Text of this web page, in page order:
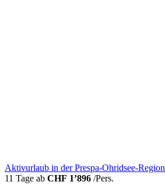
Aktivurlaub in der Prespa-Ohridsee-Region
11 Tage ab CHF 1’896 /Pers.